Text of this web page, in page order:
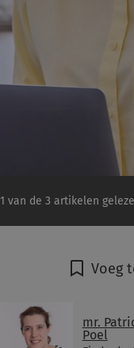
1 van de 3 artikelen
Voeg
mr.
Poel